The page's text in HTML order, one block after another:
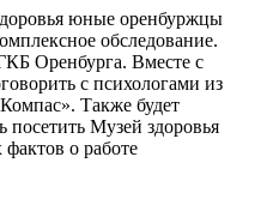
юные оренбуржцы
обследование.
Оренбурга. Вместе с
с психологами из
Также будет
посетить Музей здоровья
о работе